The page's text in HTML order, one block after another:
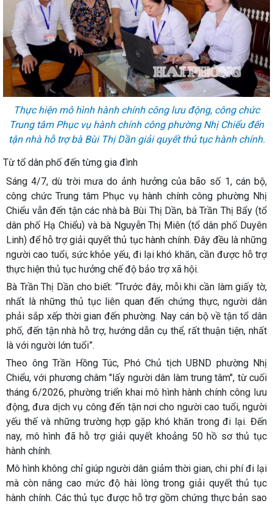
Thực hiện mô hình hành chính công lưu động, công chức
Trung tâm Phục vụ hành chính công phường Nhị Chiểu đến
tận nhà hỗ trợ bà Bùi Thị Dần giải quyết thủ tục hành chính.
Từ tổ dân phố đến từng gia đình
Sáng 4/7, dù trời mưa do ảnh hưởng của bão số 1, cán bộ,
công chức Trung tâm Phục vụ hành chính công phường Nhị
Chiểu vẫn đến tận các nhà bà Bùi Thị Dần, bà Trần Thị Bẩy (tổ
dân phố Hạ Chiểu) và bà Nguyễn Thị Miên (tổ dân phố Duyên
Linh) để hỗ trợ giải quyết thủ tục hành chính. Đây đều là những
người cao tuổi, sức khỏe yếu, đi lại khó khăn, cần được hỗ trợ
thực hiện thủ tục hưởng chế độ bảo trợ xã hội.
Bà Trần Thị Dần cho biết: “Trước đây, mỗi khi cần làm giấy tờ,
nhất là những thủ tục liên quan đến chứng thực, người dân
phải sắp xếp thời gian đến phường. Nay cán bộ về tận tổ dân
phố, đến tận nhà hỗ trợ, hướng dẫn cụ thể, rất thuận tiện, nhất
là với người lớn tuổi”.
Theo ông Trần Hồng Túc, Phó Chủ tịch UBND phường Nhị
Chiểu, với phương châm "lấy người dân làm trung tâm", từ cuối
tháng 6/2026, phường triển khai mô hình hành chính công lưu
động, đưa dịch vụ công đến tận nơi cho người cao tuổi, người
yếu thế và những trường hợp gặp khó khăn trong đi lại. Đến
nay, mô hình đã hỗ trợ giải quyết khoảng 50 hồ sơ thủ tục
hành chính.
Mô hình không chỉ giúp người dân giảm thời gian, chi phí đi lại
mà còn nâng cao mức độ hài lòng trong giải quyết thủ tục
hành chính. Các thủ tục được hỗ trợ gồm chứng thực bản sao